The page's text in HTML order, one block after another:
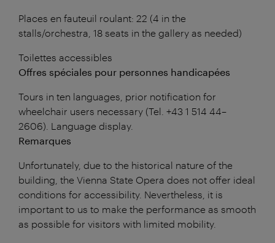
Places en fauteuil roulant: 22 (4 in the
stalls/orchestra, 18 seats in the gallery as needed)
Toilettes accessibles
Offres spéciales pour personnes handicapées
Tours in ten languages, prior notification for
wheelchair users necessary (Tel. +43 1 514 44–
2606). Language display.
Remarques
Unfortunately, due to the historical nature of the
building, the Vienna State Opera does not offer ideal
conditions for accessibility. Nevertheless, it is
important to us to make the performance as smooth
as possible for visitors with limited mobility.